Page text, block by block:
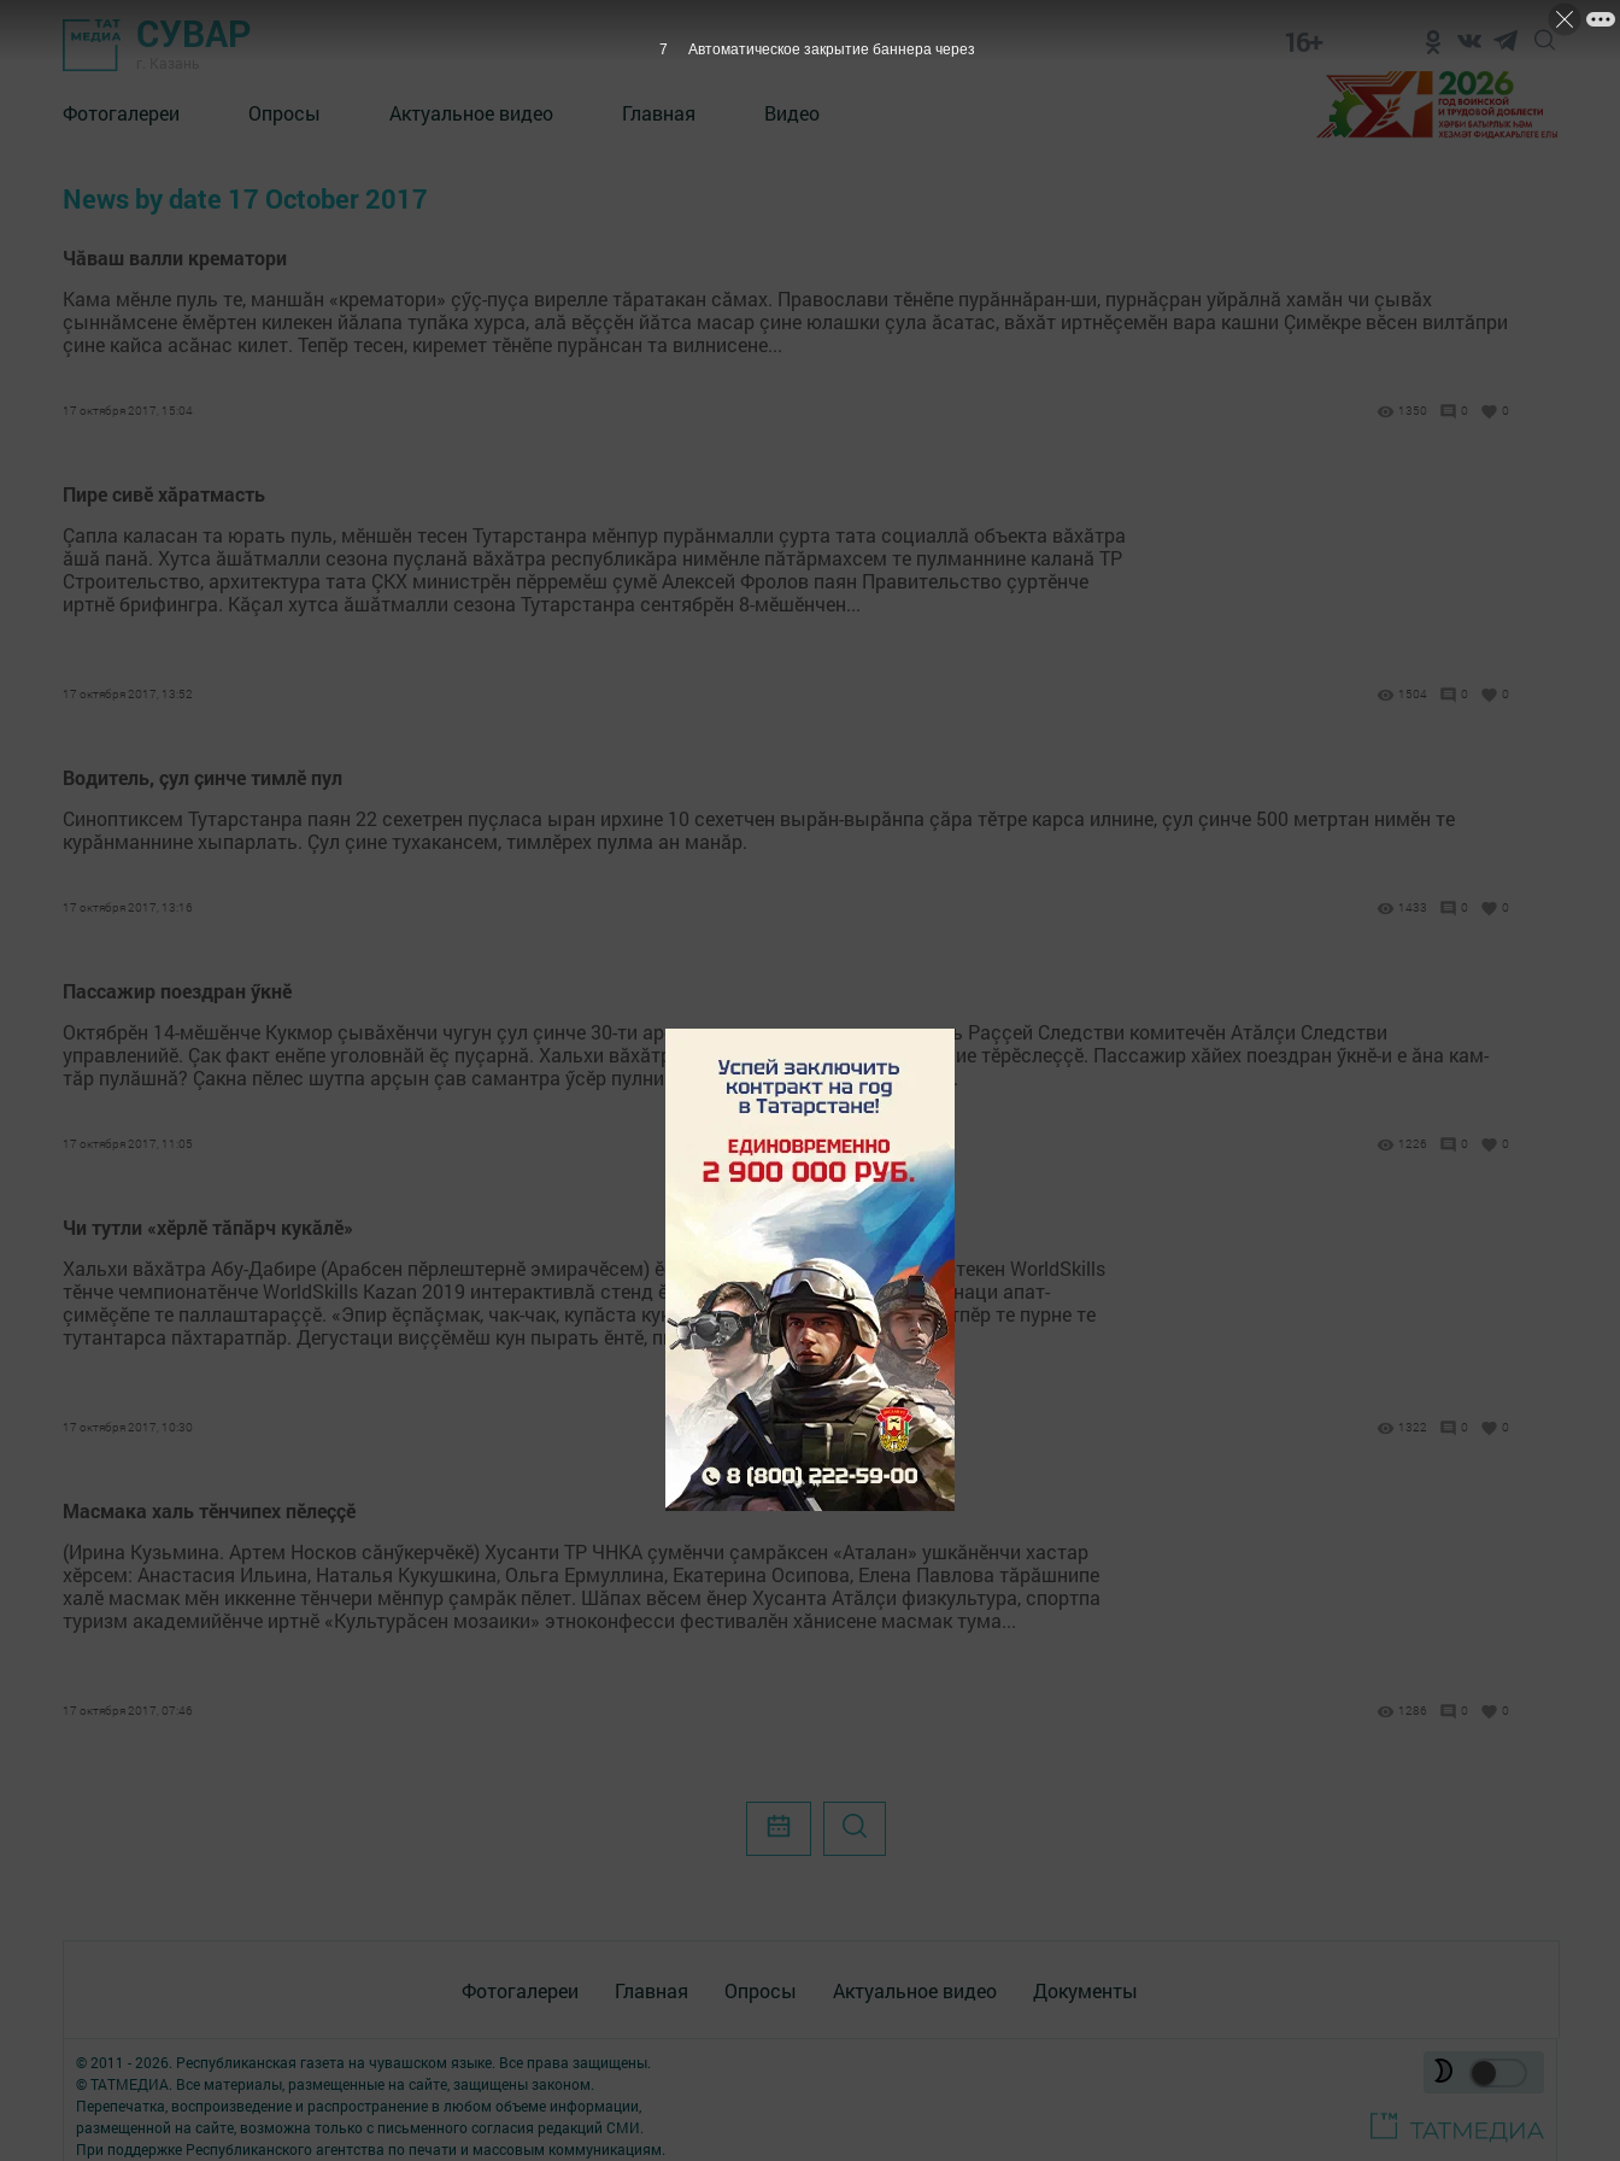
СУВАР 16+
Фотогалереи Опросы Актуальное видео Главная Видео
News by date 17 October 2017
Чăваш валли крематори
Кама мӗнле пуль те, маншăн «крематори» çӳç-пуçа вирелле тăратакан сăмах. Православи тӗнӗпе пурăннăран-ши, пурнăçран уйрăлнă хамăн чи çывăх
çыннăмсене ӗмӗртен килекен йăлапа тупăка хурса, алă вӗççӗн йăтса масар çине юлашки çула ăсатас, вăхăт иртнӗçемӗн вара кашни Çимӗкре вӗсен вилтăпри
çине кайса асăнас килет. Тепӗр тесен, киремет тӗнӗпе пурăнсан та вилнисене...
17 октября 2017, 15:04 1350 0 0
Пире сивӗ хăратмасть
Çапла каласан та юрать пуль, мӗншӗн тесен Тутарстанра мӗнпур пурăнмалли çурта тата социаллă объекта вăхăтра
ăшă панă. Хутса ăшăтмалли сезона пуçланă вăхăтра республикăра нимӗнле пăтăрмахсем те пулманнине каланă ТР
Строительство, архитектура тата ÇКХ министрӗн пӗрремӗш çумӗ Алексей Фролов паян Правительство çуртӗнче
иртнӗ брифингра. Кăçал хутса ăшăтмалли сезона Тутарстанра сентябрӗн 8-мӗшӗнчен...
17 октября 2017, 13:52 1504 0 0
Водитель, çул çинче тимлӗ пул
Синоптиксем Тутарстанра паян 22 сехетрен пуçласа ыран ирхине 10 сехетчен вырăн-вырăнпа çăра тӗтре карса илнине, çул çинче 500 метртан нимӗн те
курăнманнине хыпарлать. Çул çине тухакансем, тимлӗрех пулма ан манăр.
17 октября 2017, 13:16 1433 0 0
Пассажир поездран ӳкнӗ
Октябрӗн 14-мӗшӗнче Кукмор çывăхӗнчи чугун çул çинче 30-ти арçын виллине тупнине хыпарлать Раççей Следстви комитечӗн Атăлçи Следстви
управленийӗ. Çак факт енӗпе уголовнăй ӗç пуçарнă. Хальхи вăхăтра следовательсем темиçе версие тӗрӗслеççӗ. Пассажир хăйех поездран ӳкнӗ-и е ăна кам-
тăр пулăшнă? Çакна пӗлес шутпа арçын çав самантра ӳсӗр пулнипе пулманнине те пăхӗç. Вилнӗ...
17 октября 2017, 11:05 1226 0 0
Чи тутли «хӗрлӗ тăпăрч кукăлӗ»
Хальхи вăхăтра Абу-Дабире (Арабсен пӗрлештернӗ эмирачӗсем) ӗç профессийӗсен ăсталăхӗпе иртекен WorldSkills
тӗнче чемпионатӗнче WorldSkills Kazan 2019 интерактивлă стенд ӗçлет. Унта тутарстансем тутар наци апат-
çимӗçӗпе те паллаштараççӗ. «Эпир ӗçпăçмак, чак-чак, купăста кукăлӗ тата ыттине кунтах пӗçеретпӗр те пурне те
тутантарса пăхтаратпăр. Дегустаци виççӗмӗш кун пырать ӗнтӗ, пирӗн апат пурне те питӗ...
17 октября 2017, 10:30 1322 0 0
Масмака халь тӗнчипех пӗлеççӗ
(Ирина Кузьмина. Артем Носков сăнӳкерчӗкӗ) Хусанти ТР ЧНКА çумӗнчи çамрăксен «Аталан» ушкăнӗнчи хастар
хӗрсем: Анастасия Ильина, Наталья Кукушкина, Ольга Ермуллина, Екатерина Осипова, Елена Павлова тăрăшнипе
халӗ масмак мӗн иккенне тӗнчери мӗнпур çамрăк пӗлет. Шăпах вӗсем ӗнер Хусанта Атăлçи физкультура, спортпа
туризм академийӗнче иртнӗ «Культурăсен мозаики» этноконфесси фестивалӗн хăнисене масмак тума...
17 октября 2017, 07:46 1286 0 0
Фотогалереи Главная Опросы Актуальное видео Документы
© 2011 - 2026. Республиканская газета на чувашском языке. Все права защищены.
© ТАТМЕДИА. Все материалы, размещенные на сайте, защищены законом.
Перепечатка, воспроизведение и распространение в любом объеме информации,
размещенной на сайте, возможна только с письменного согласия редакций СМИ.
При поддержке Республиканского агентства по печати и массовым коммуникациям.
7 Автоматическое закрытие баннера через